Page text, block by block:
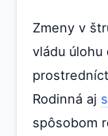
Zmeny v
vládu
Rodinná aj
spôsobom